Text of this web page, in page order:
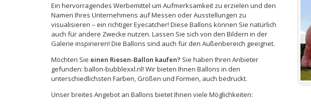
Ein hervorragendes Werbemittel um Aufmerksamkeit zu erzielen und den
Namen Ihres Unternehmens auf Messen oder Ausstellungen zu
visualisieren – ein richtiger Eyecatcher! Diese Ballons können Sie natürlich
auch für andere Zwecke nutzen. Lassen Sie sich von den Bildern in der
Galerie inspirieren! Die Ballons sind auch für den Außenbereich geeignet.
Möchten Sie einen Riesen-Ballon kaufen? Sie haben Ihren Anbieter
gefunden: ballon-bubblexxl.nl! Wir bieten Ihnen Ballons in den
unterschiedlichsten Farben, Größen und Formen, auch bedruckt.
Unser breites Angebot an Ballons bietet Ihnen viele Möglichkeiten: